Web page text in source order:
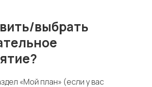
выбрать
«Мой план» (если у вас